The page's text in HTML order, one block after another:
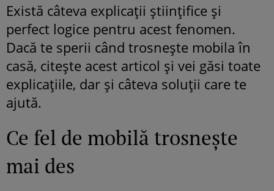
Există câteva explicații științifice și
perfect logice pentru acest fenomen.
Dacă te sperii când trosnește mobila în
casă, citește acest articol și vei găsi toate
explicațiile, dar și câteva soluții care te
ajută.
Ce fel de mobilă trosnește
mai des